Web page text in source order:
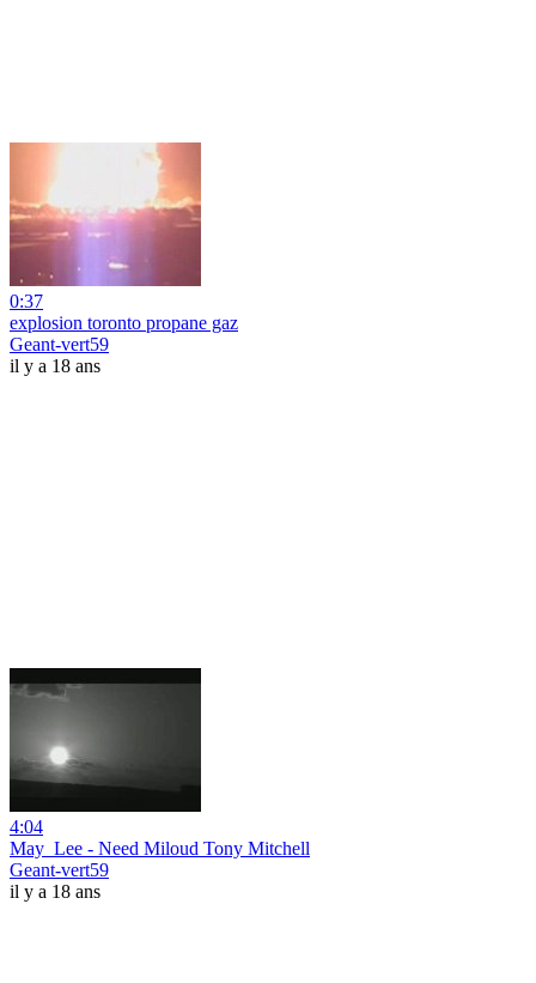
0:37
explosion toronto propane gaz
Geant-vert59
il y a 18 ans
4:04
May_Lee - Need Miloud Tony Mitchell
Geant-vert59
il y a 18 ans